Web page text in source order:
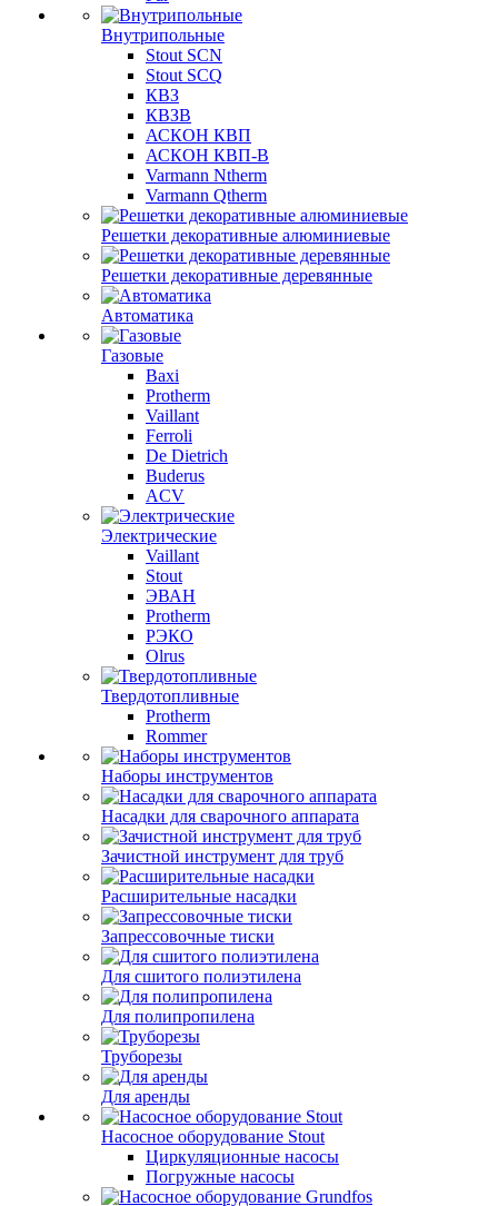
Внутрипольные
Stout SCN
Stout SCQ
КВЗ
КВЗВ
АСКОН КВП
АСКОН КВП-В
Varmann Ntherm
Varmann Qtherm
Решетки декоративные алюминиевые
Решетки декоративные деревянные
Автоматика
Газовые
Baxi
Protherm
Vaillant
Ferroli
De Dietrich
Buderus
ACV
Электрические
Vaillant
Stout
ЭВАН
Protherm
РЭКО
Olrus
Твердотопливные
Protherm
Rommer
Наборы инструментов
Насадки для сварочного аппарата
Зачистной инструмент для труб
Расширительные насадки
Запрессовочные тиски
Для сшитого полиэтилена
Для полипропилена
Труборезы
Для аренды
Насосное оборудование Stout
Циркуляционные насосы
Погружные насосы